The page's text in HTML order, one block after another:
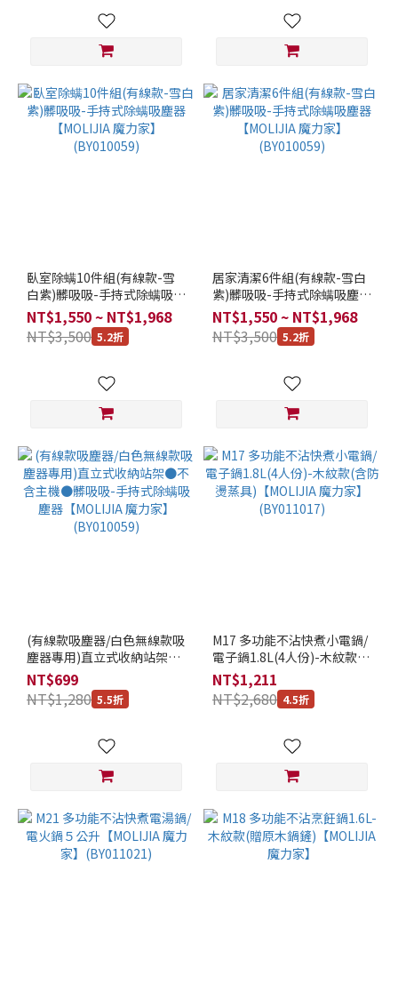
臥室除螨10件組(有線款-雪
白紫)髒吸吸-手持式除螨吸塵
器【MOLIJIA 魔力家】
(BY010059)
NT$1,550 ~ NT$1,968
NT$3,500 5.2折
居家清潔6件組(有線款-雪白
紫)髒吸吸-手持式除螨吸塵器
【MOLIJIA 魔力家】
(BY010059)
NT$1,550 ~ NT$1,968
NT$3,500 5.2折
(有線款吸塵器/白色無線款吸
塵器專用)直立式收納站架●
不含主機●髒吸吸-手持式除
螨吸塵器【MOLIJIA 魔力
家】(BY010059)
NT$699
NT$1,280 5.5折
M17 多功能不沾快煮小電鍋/
電子鍋1.8L(4人份)-木紋款
(含防燙蒸具)【MOLIJIA 魔力
家】(BY011017)
NT$1,211
NT$2,680 4.5折